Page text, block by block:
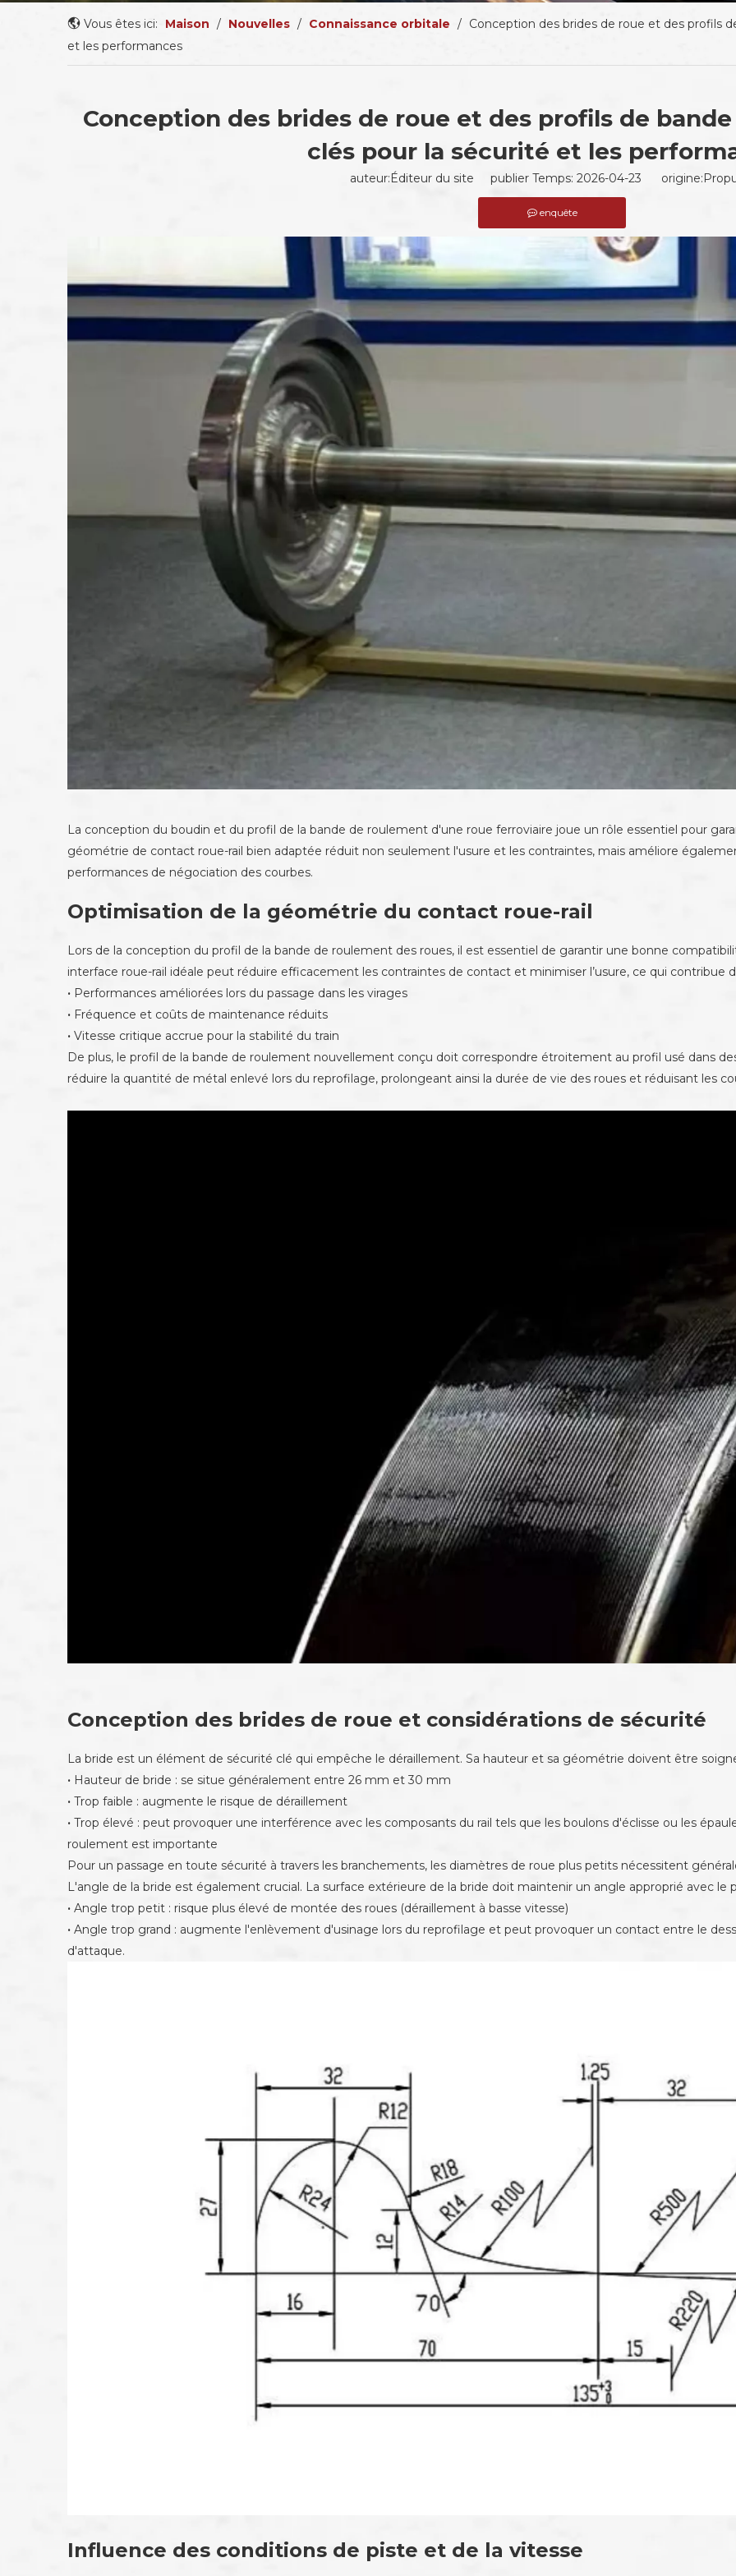
Vous êtes ici: Maison / Nouvelles / Connaissance orbitale / Conception des brides de roue et des profils
et les performances
Conception des brides de roue et des profils de
clés pour la sécurité et les
auteur:Éditeur du site publier Temps: 2026-04-23 origine:
enquête
La conception du boudin et du profil de la bande de roulement d'une roue ferroviaire joue un rôle essentiel pour
géométrie de contact roue-rail bien adaptée réduit non seulement l'usure et les contraintes, mais améliore
performances de négociation des courbes.
Optimisation de la géométrie du contact roue-rail
Lors de la conception du profil de la bande de roulement des roues, il est essentiel de garantir une bonne
interface roue-rail idéale peut réduire efficacement les contraintes de contact et minimiser l’usure, ce qui contribue
· Performances améliorées lors du passage dans les virages
· Fréquence et coûts de maintenance réduits
· Vitesse critique accrue pour la stabilité du train
De plus, le profil de la bande de roulement nouvellement conçu doit correspondre étroitement au profil usé dans
réduire la quantité de métal enlevé lors du reprofilage, prolongeant ainsi la durée de vie des roues et réduisant les
Conception des brides de roue et considérations de sécurité
La bride est un élément de sécurité clé qui empêche le déraillement. Sa hauteur et sa géométrie doivent être
· Hauteur de bride : se situe généralement entre 26 mm et 30 mm
· Trop faible : augmente le risque de déraillement
· Trop élevé : peut provoquer une interférence avec les composants du rail tels que les boulons d'éclisse ou les
roulement est importante
Pour un passage en toute sécurité à travers les branchements, les diamètres de roue plus petits nécessitent
L'angle de la bride est également crucial. La surface extérieure de la bride doit maintenir un angle approprié avec le
· Angle trop petit : risque plus élevé de montée des roues (déraillement à basse vitesse)
· Angle trop grand : augmente l'enlèvement d'usinage lors du reprofilage et peut provoquer un contact entre le
d'attaque.
Influence des conditions de piste et de la vitesse